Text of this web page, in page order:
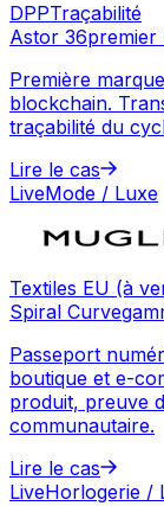
DPPTraçabilité
Astor 36premier
Première
blockchain.
traçabilité du
Lire le cas
LiveMode / Luxe
Textiles EU (à
Spiral Curve
Passeport
boutique et e-
produit, preuve
communautaire.
Lire le cas
LiveHorlogerie /